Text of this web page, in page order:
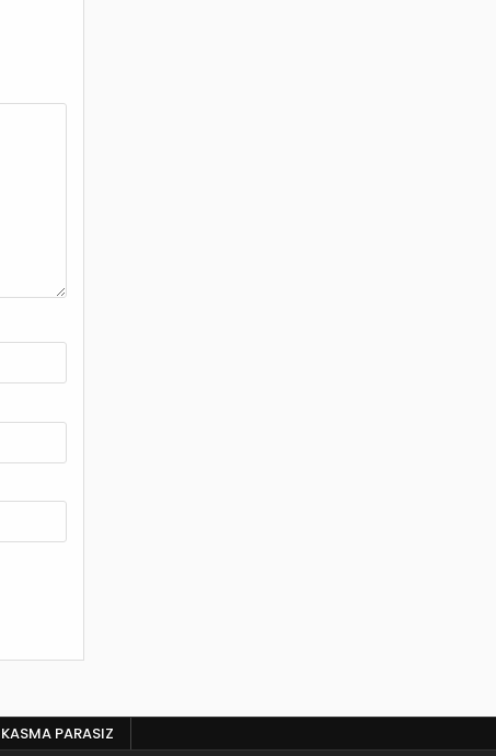
PARASIZ